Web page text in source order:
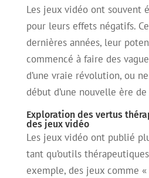
Les jeux vidéo ont souvent
pour leurs effets négatifs.
dernières années, leur
commencé à faire des
d’une vraie révolution, ou
début d’une nouvelle ère
Exploration des vertus
des jeux vidéo
Les jeux vidéo ont publié
tant qu’outils
exemple, des jeux comme